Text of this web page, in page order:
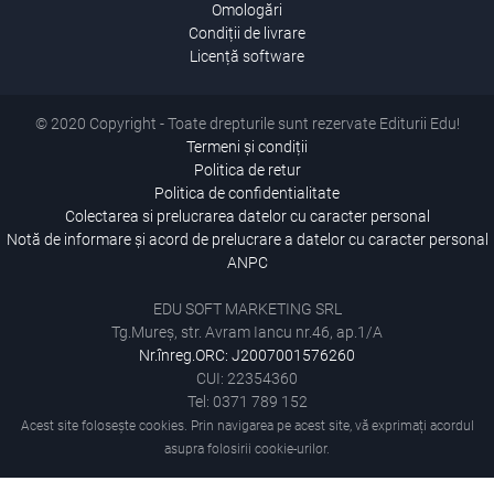
Omologări
Condiții de livrare
Licență software
© 2020 Copyright - Toate drepturile sunt rezervate Editurii Edu!
Termeni și condiții
Politica de retur
Politica de confidentialitate
Colectarea si prelucrarea datelor cu caracter personal
Notă de informare și acord de prelucrare a datelor cu caracter personal
ANPC
EDU SOFT MARKETING SRL
Tg.Mureș, str. Avram Iancu nr.46, ap.1/A
Nr.înreg.ORC: J2007001576260
CUI: 22354360
Tel: 0371 789 152
Acest site folosește cookies. Prin navigarea pe acest site, vă exprimați acordul
asupra folosirii cookie-urilor.